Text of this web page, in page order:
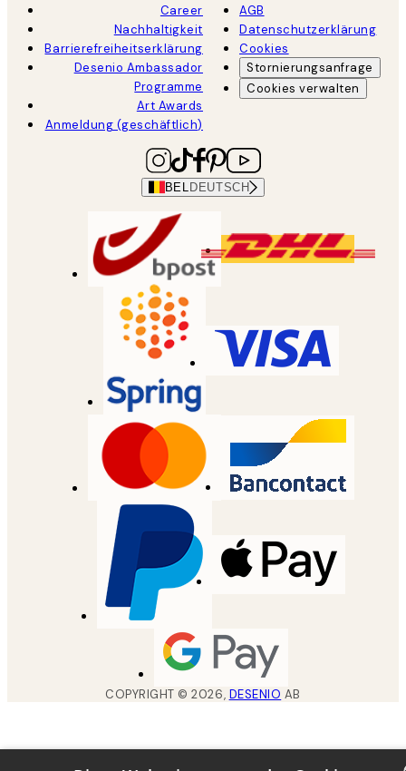
Career
Nachhaltigkeit
Barrierefreiheitserklärung
Desenio Ambassador
Programme
Art Awards
Anmeldung (geschäftlich)
AGB
Datenschutzerklärung
Cookies
Stornierungsanfrage
Cookies verwalten
BEL DEUTSCH
COPYRIGHT ©2026, DESENIO AB